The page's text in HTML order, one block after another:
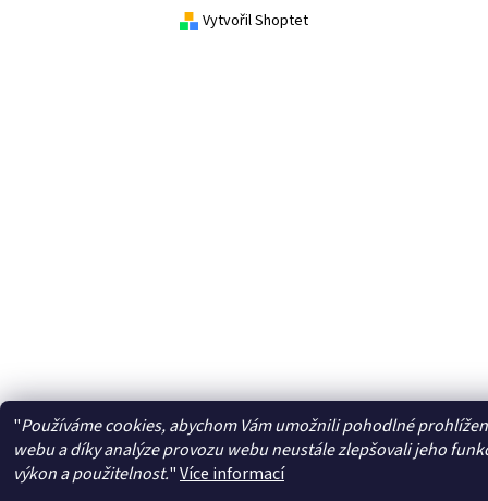
Vytvořil Shoptet
"Používáme cookies, abychom Vám umožnili pohodlné
webu a díky analýze provozu webu neustále zlepšovali jeho
výkon a použitelnost."Více informací